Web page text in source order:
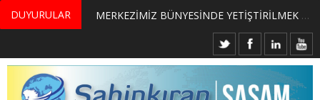
DUYURULAR MERKEZİMİZ BÜNYESİNDE YETİŞTİRİLMEK ÜZERE GÖNÜLLÜ ÜLKE MASASI UZMANI VE UZMAN ADAYLARI ARIYORUZ